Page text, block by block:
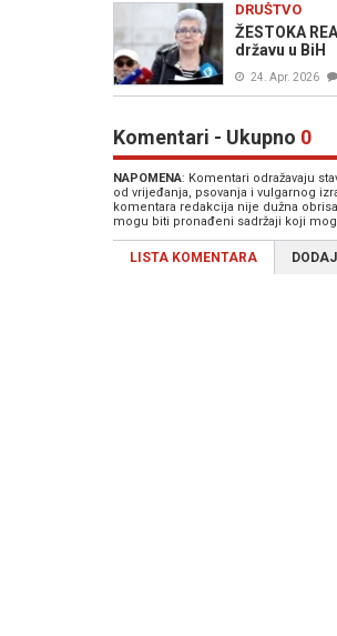
DRUŠTVO
ŽESTOKA
državu u BiH
24. Apr. 2026
Komentari - Ukupno 0
NAPOMENA: Komentari odražavaju
od vrijeđanja, psovanja i vulgarnog
komentara redakcija nije dužna
mogu biti pronađeni sadržaji koji
LISTA KOMENTARA